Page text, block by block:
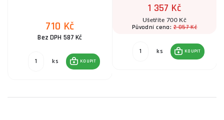
710 Kč
Bez DPH 587 Kč
ks KOUPIT
1 357 Kč
Ušetříte 700 Kč
Původní cena:2 057 Kč
ks KOUPIT